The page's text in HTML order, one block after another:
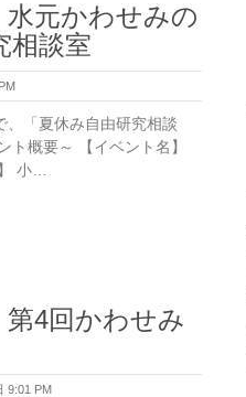
水元かわせみの
相談室
、「夏休み自由研究相談
ト概要～ 【イベント名】
小…
第4回かわせみ
9:01 PM